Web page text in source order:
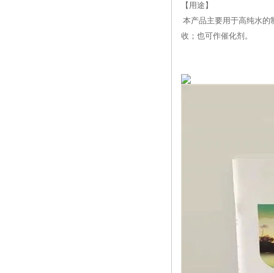
【用途】
本产品主要用于高纯水的
收；也可作催化剂。